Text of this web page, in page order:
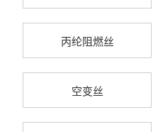
丙纶阻燃丝
空变丝